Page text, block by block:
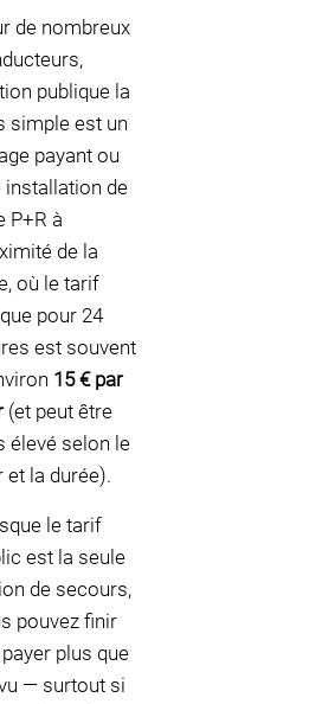
de nombreux
publique la
simple est un
payant ou
installation de
P+R à
de la
où le tarif
pour 24
est souvent
15 € par
(et peut être
élevé selon le
et la durée).
le tarif
est la seule
de secours,
pouvez finir
plus que
— surtout si